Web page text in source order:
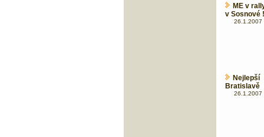
ME v
v Sosnové
26.1.2007
Bratislavě
26.1.2007